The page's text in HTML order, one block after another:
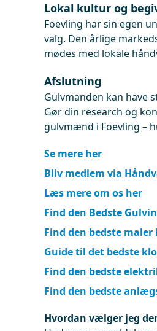
Lokal kultur og
Foevling har sin egen
valg. Den årlige
mødes med lokale
Afslutning
Gulvmanden kan have
Gør din research og
gulvmænd i Foevling –
Se mere her
Bliv medlem via
Læs mere om os her
Find den Bedste
Find den bedste
Guide til det bedste
Find den bedste
Find den bedste
Hvordan vælger jeg